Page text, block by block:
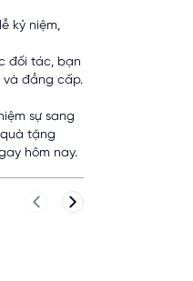
kỷ niệm,
đối tác, bạn
và đẳng cấp.
sự sang
tặng
hôm nay.
Previous slide
Next slide